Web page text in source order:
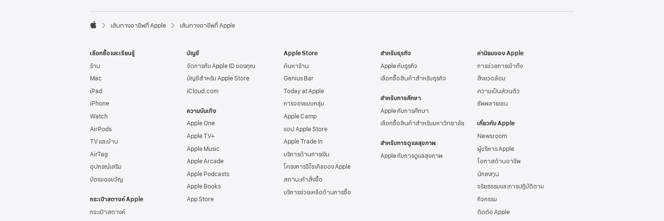
e
o
e
r

p
l
e
เส้นทางอาชีพที่ Apple เส้นทางอาชีพที่ Apple
เลือกซื้อและเรียนรู้
ร้าน
Mac
iPad
iPhone
Watch
AirPods
TV และบ้าน
AirTag
อุปกรณ์เสริม
บัตรของขวัญ
กระเป๋าสตางค์ Apple
กระเป๋าสตางค์
บัญชี
จัดการกับ Apple IDของคุณ
บัญชีสำหรับ Apple Store
iCloud.com
ความบันเทิง
Apple One
Apple TV+
Apple Music
Apple Arcade
Apple Podcasts
Apple Books
App Store
Apple Store
ค้นหาร้าน
Genius Bar
Today at Apple
การจองแบบกลุ่ม
Apple Camp
แอป Apple Store
Apple Trade In
บริการด้านการเงิน
โครงการรีไซเคิลของ Apple
สถานะคำสั่งซื้อ
บริการช่วยเหลือด้านการซื้อ
สำหรับธุรกิจ
Apple กับธุรกิจ
เลือกซื้อสินค้าสำหรับธุรกิจ
สำหรับการศึกษา
Apple กับการศึกษา
เลือกซื้อสินค้าสำหรับมหาวิทยาลัย
สำหรับการดูแลสุขภาพ
Apple กับการดูแลสุขภาพ
ค่านิยมของ Apple
การช่วยการเข้าถึง
สิ่งแวดล้อม
ความเป็นส่วนตัว
ซัพพลายเชน
เกี่ยวกับ Apple
Newsroom
ผู้บริหาร Apple
โอกาสด้านอาชีพ
นักลงทุน
จริยธรรมและการปฏิบัติตาม
กิจกรรม
ติดต่อ Apple